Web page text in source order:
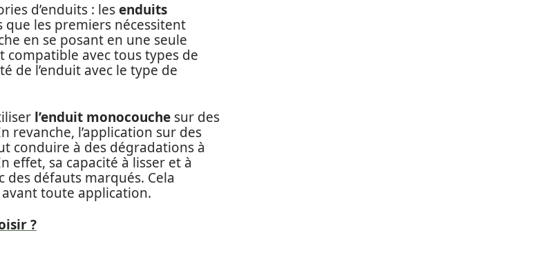
d’enduits : lesenduits
que les premiers nécessitent
en se posant en une seule
compatible avec tous types de
de l’enduit avec le type de
l’enduit monocouche sur des
revanche, l’application sur des
conduire à des dégradations à
effet, sa capacité à lisser et à
des défauts marqués. Cela
toute application.
?